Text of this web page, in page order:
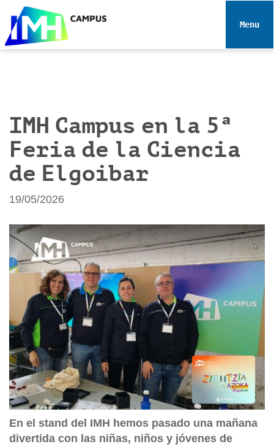
e
Toggle
IMH Campus en la 5ª
Feria de la Ciencia
de Elgoibar
19/05/2026
En el stand del IMH hemos pasado una mañana
divertida con las niñas, niños y jóvenes de